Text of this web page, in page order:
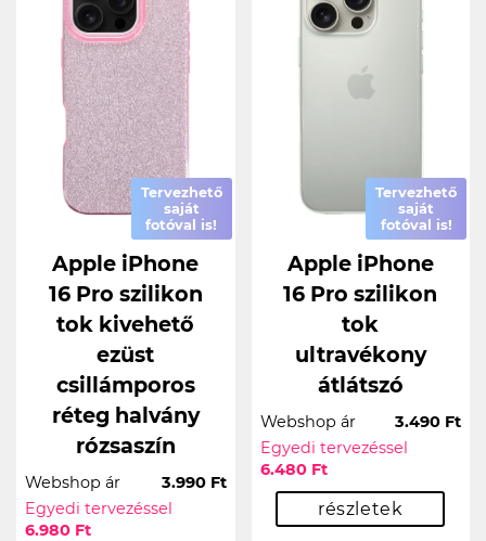
Tervezhető
saját
fotóval is!
Apple iPhone
16 Pro szilikon
tok kivehető
ezüst
csillámporos
réteg halvány
rózsaszín
Webshop ár
3.990 Ft
Egyedi tervezéssel
6.980 Ft
Tervezhető
saját
fotóval is!
Apple iPhone
16 Pro szilikon
tok
ultravékony
átlátszó
Webshop ár
3.490 Ft
Egyedi tervezéssel
6.480 Ft
részletek